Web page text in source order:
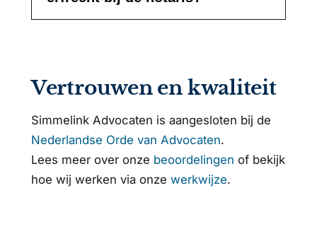
Vertrouwen en kwaliteit
Simmelink Advocaten is aangesloten bij de
Nederlandse Orde van Advocaten.
Lees meer over onze beoordelingen of bekijk
hoe wij werken via onze werkwijze.